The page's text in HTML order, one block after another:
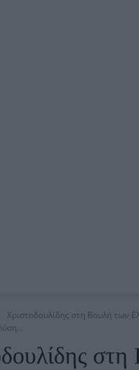
Χριστοδουλίδης στη Βουλή των
στη